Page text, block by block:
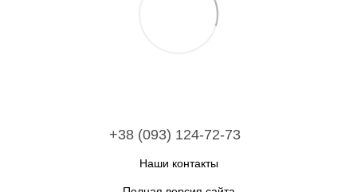
+38 (093) 124-72-73
Наши контакты